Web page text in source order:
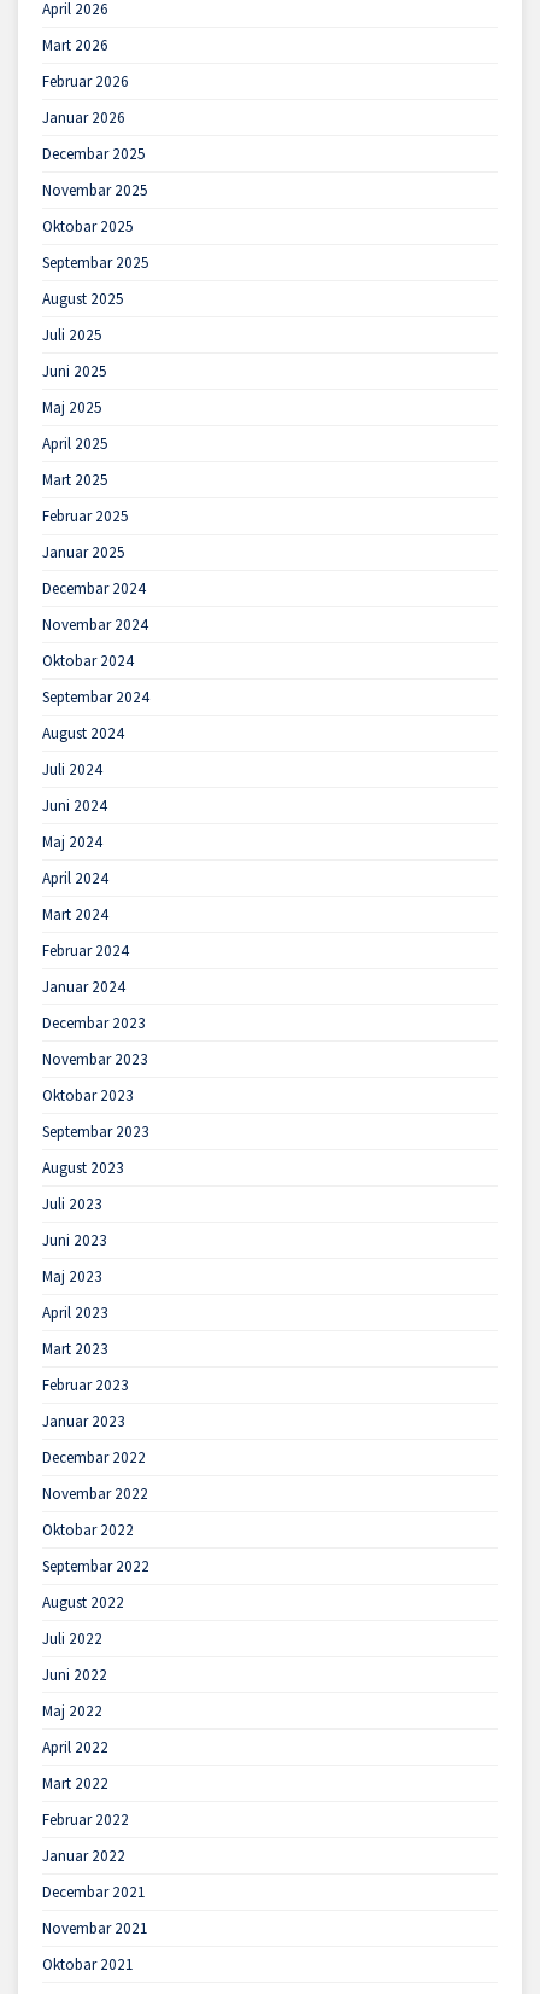
April 2026
Mart 2026
Februar 2026
Januar 2026
Decembar 2025
Novembar 2025
Oktobar 2025
Septembar 2025
August 2025
Juli 2025
Juni 2025
Maj 2025
April 2025
Mart 2025
Februar 2025
Januar 2025
Decembar 2024
Novembar 2024
Oktobar 2024
Septembar 2024
August 2024
Juli 2024
Juni 2024
Maj 2024
April 2024
Mart 2024
Februar 2024
Januar 2024
Decembar 2023
Novembar 2023
Oktobar 2023
Septembar 2023
August 2023
Juli 2023
Juni 2023
Maj 2023
April 2023
Mart 2023
Februar 2023
Januar 2023
Decembar 2022
Novembar 2022
Oktobar 2022
Septembar 2022
August 2022
Juli 2022
Juni 2022
Maj 2022
April 2022
Mart 2022
Februar 2022
Januar 2022
Decembar 2021
Novembar 2021
Oktobar 2021